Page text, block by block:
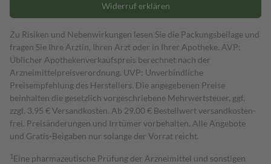
Widerruf erklären
Zu Risiken und Nebenwirkungen lesen Sie die Packungsbeilage und
fragen Sie Ihre Ärztin, Ihren Arzt oder in Ihrer Apotheke. AVP:
Üblicher Apothekenverkaufspreis berechnet nach der
Arzneimittelpreisverordnung. UVP: Unverbindliche
Preisempfehlung des Herstellers. Die angegebenen Preise
beinhalten die gesetzlich vorgeschriebene Mehrwertsteuer, ggf.
zzgl. 3,95 € Versandkosten. Ab 29,00 € Bestell­wert versand­kosten­
frei. Preisänderungen und Irrtümer vorbehalten. Alle Angebote
und Gratis-Beigaben nur solange der Vorrat reicht.
1 Eine pharmazeutische Prüfung der Arzneimittel und sonstigen